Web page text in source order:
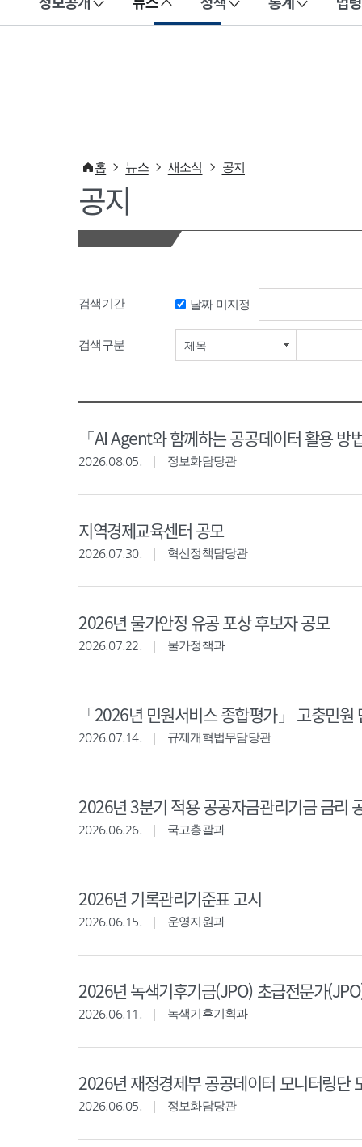
이 누리집은 대한민국 공식 전자정부 누리집입니다.
홈 뉴스 새소식 공지
공지
검색기간 날짜 미지정
검색구분 제목
「AI Agent와 함께하는 공공데이터 활용 방
2026.08.05. 정보화담당관
지역경제교육센터 공모
2026.07.30. 혁신정책담당관
2026년 물가안정 유공 포상 후보자 공모
2026.07.22. 물가정책과
「2026년 민원서비스 종합평가」 고충민
2026.07.14. 규제개혁법무담당관
2026년 3분기 적용 공공자금관리기금 금리
2026.06.26. 국고총괄과
2026년 기록관리기준표 고시
2026.06.15. 운영지원과
2026년 녹색기후기금(JPO) 초급전문가
2026.06.11. 녹색기후기획과
2026년 재정경제부 공공데이터 모니터링단
2026.06.05. 정보화담당관